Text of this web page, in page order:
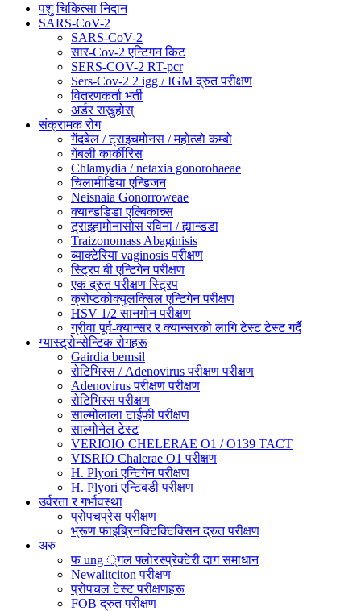
पशु चिकित्सा निदान
SARS-CoV-2
SARS-CoV-2
सार-Cov-2 एन्टिगन किट
SERS-COV-2 RT-pcr
Sers-Cov-2 2 igg / IGM द्रुत परीक्षण
वितरणकर्ता भर्ती
अर्डर राख्नुहोस्
संक्रामक रोग
गेंदबेल / ट्राइचमोनस / महोत्डो कम्बो
गेंबली कार्कीरिस
Chlamydia / netaxia gonorohaeae
चिलामीडिया एन्डिजन
Neisnaia Gonorroweae
क्यान्डडिडा एल्बिकान्न्स
ट्राइहामोनासोस रविना / ह्यान्डडा
Traizonomass Abaginisis
ब्याक्टेरिया vaginosis परीक्षण
स्ट्रिप बी एन्टिगेन परीक्षण
एक द्रुत परीक्षण स्ट्रिप
क्रोप्टकोक्युलक्सिल एन्टिगेन परीक्षण
HSV 1/2 सानगोन परीक्षण
ग्रीवा पूर्व-क्यान्सर र क्यान्सरको लागि टेस्ट टेस्ट गर्दै
ग्यास्ट्रोन्सेन्टिक रोगहरू
Gairdia bemsil
रोटिभिरस / Adenovirus परीक्षण परीक्षण
Adenovirus परीक्षण परीक्षण
रोटिभिरस परीक्षण
साल्मोलाला टाईफी परीक्षण
साल्मोनेल टेस्ट
VERIOIO CHELERAE O1 / O139 TACT
VISRIO Chalerae O1 परीक्षण
H. Plyori एन्टिगेन परीक्षण
H. Plyori एन्टिबडी परीक्षण
उर्वरता र गर्भावस्था
प्रोपचप्रेस परीक्षण
भ्रूण फाइब्रिनक्टिक्टिक्सिन द्रुत परीक्षण
अरु
फ ung ्गल फ्लोरस्प्रेक्टेरी दाग ​​समाधान
Newalitciton परीक्षण
प्रोपचल टेस्ट परीक्षणहरू
FOB द्रुत परीक्षण